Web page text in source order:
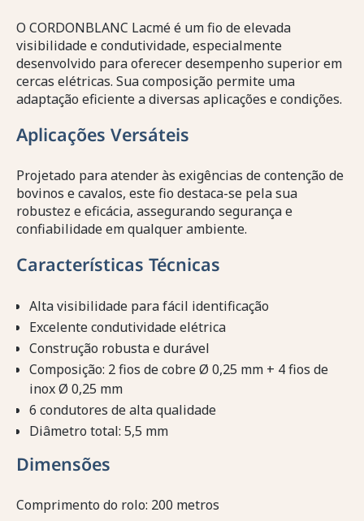
O CORDONBLANC Lacmé é um fio de elevada
visibilidade e condutividade, especialmente
desenvolvido para oferecer desempenho superior em
cercas elétricas. Sua composição permite uma
adaptação eficiente a diversas aplicações e condições.
Aplicações Versáteis
Projetado para atender às exigências de contenção de
bovinos e cavalos, este fio destaca-se pela sua
robustez e eficácia, assegurando segurança e
confiabilidade em qualquer ambiente.
Características Técnicas
Alta visibilidade para fácil identificação
Excelente condutividade elétrica
Construção robusta e durável
Composição: 2 fios de cobre Ø 0,25 mm + 4 fios de
inox Ø 0,25 mm
6 condutores de alta qualidade
Diâmetro total: 5,5 mm
Dimensões
Comprimento do rolo: 200 metros